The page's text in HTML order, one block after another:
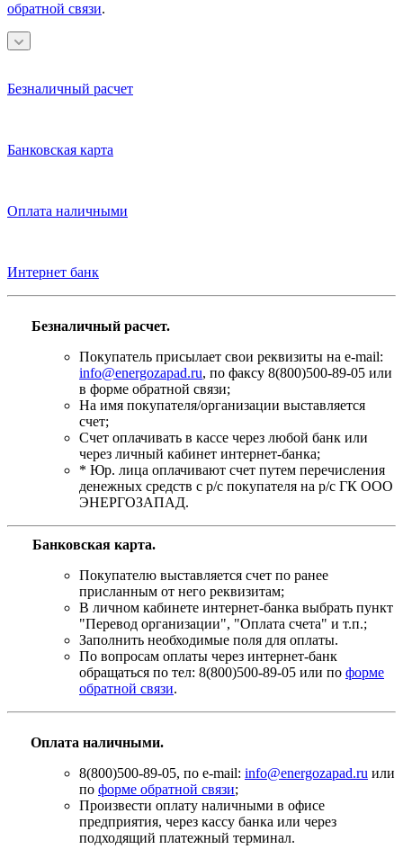
обратной связи.
Безналичный расчет
Банковская карта
Оплата наличными
Интернет банк
Безналичный расчет.
Покупатель присылает свои реквизиты на e-mail:
info@energozapad.ru, по факсу 8(800)500-89-05 или
в форме обратной связи;
На имя покупателя/организации выставляется
счет;
Счет оплачивать в кассе через любой банк или
через личный кабинет интернет-банка;
* Юр. лица оплачивают счет путем перечисления
денежных средств с р/с покупателя на р/с ГК ООО
ЭНЕРГОЗАПАД.
Банковская карта.
Покупателю выставляется счет по ранее
присланным от него реквизитам;
В личном кабинете интернет-банка выбрать пункт
"Перевод организации", "Оплата счета" и т.п.;
Заполнить необходимые поля для оплаты.
По вопросам оплаты через интернет-банк
обращаться по тел: 8(800)500-89-05 или по форме
обратной связи.
Оплата наличными.
8(800)500-89-05, по e-mail: info@energozapad.ru или
по форме обратной связи;
Произвести оплату наличными в офисе
предприятия, через кассу банка или через
подходящий платежный терминал.